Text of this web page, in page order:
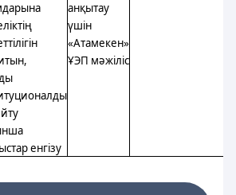
енгізу
анқытау
үшін
«Атамекен»
ҰЭП мәжіліс